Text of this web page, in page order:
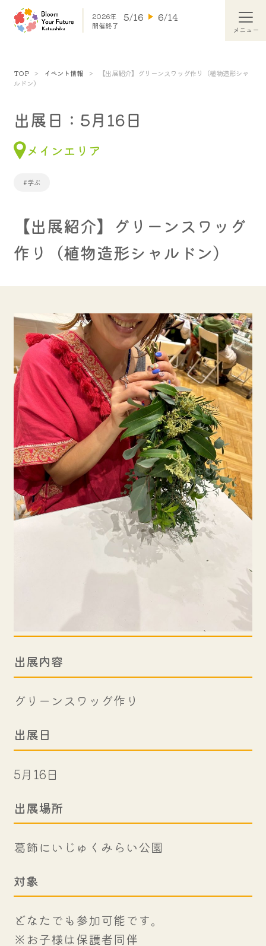
2026年 5/16 6/14
開催終了
TOP イベント情報
【出展紹介】グリーンスワッグ作り（植物造形シャ
ルドン）
出展日：5月16日
メインエリア
#学ぶ
【出展紹介】グリーンスワッグ
作り（植物造形シャルドン）
出展内容
グリーンスワッグ作り
出展日
5月16日
出展場所
葛飾にいじゅくみらい公園
対象
どなたでも参加可能です。
※お子様は保護者同伴